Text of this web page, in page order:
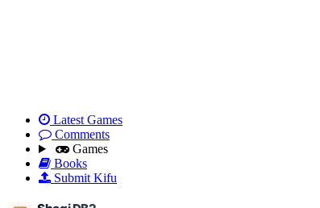
Latest Games
Comments
Games
Books
Submit Kifu